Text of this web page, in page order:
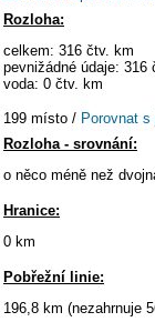
Rozloha:
celkem: 316 čtv. km
pevnižádné údaje: 316
voda: 0 čtv. km
199 místo / Porovnat
Rozloha - srovnání:
o něco méně než
Hranice:
0 km
Pobřežní linie:
196,8 km (nezahrnuje